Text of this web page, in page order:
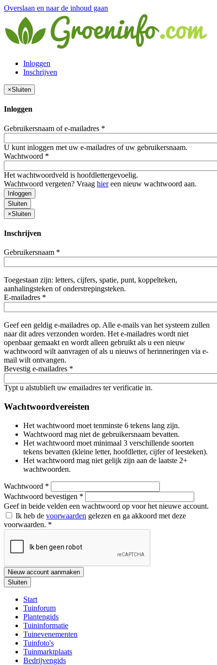
Overslaan en naar de inhoud gaan
Inloggen
Inschrijven
×Sluiten
Inloggen
Gebruikersnaam of e-mailadres *
U kunt inloggen met uw e-mailadres of uw gebruikersnaam.
Wachtwoord *
Het wachtwoordveld is hoofdlettergevoelig.
Wachtwoord vergeten? Vraag hiereen nieuw wachtwoord aan.
Inloggen
Sluiten
×Sluiten
Inschrijven
Gebruikersnaam *
Toegestaan zijn: letters, cijfers, spatie, punt, koppelteken,
aanhalingsteken of onderstrepingsteken.
E-mailadres *
Geef een geldig e-mailadres op. Alle e-mails van het systeem zullen
naar dit adres verzonden worden. Het e-mailadres wordt niet
openbaar gemaakt en wordt alleen gebruikt als u een nieuw
wachtwoord wilt aanvragen of als u nieuws of herinneringen via e-
mail wilt ontvangen.
Bevestig e-mailadres *
Typt u alstublieft uw emailadres ter verificatie in.
Wachtwoordvereisten
Het wachtwoord moet tenminste 6 tekens lang zijn.
Wachtwoord mag niet de gebruikersnaam bevatten.
Het wachtwoord moet minimaal 3 verschillende soorten
tekens bevatten (kleine letter, hoofdletter, cijfer of leesteken).
Het wachtwoord mag niet gelijk zijn aan de laatste 2+
wachtwoorden.
Wachtwoord *
Wachtwoord bevestigen *
Geef in beide velden een wachtwoord op voor het nieuwe account.
Ik heb de voorwaarden gelezen en ga akkoord met deze
voorwaarden. *
Nieuw account aanmaken
Sluiten
Start
Tuinforum
Plantengids
Tuininformatie
Tuinevenementen
Tuinfoto's
Tuinmarktplaats
Bedrijvengids